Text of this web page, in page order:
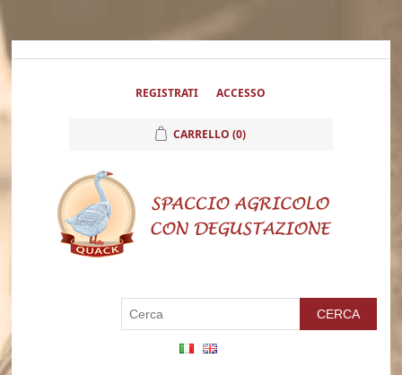
REGISTRATI ACCESSO
CARRELLO (0)